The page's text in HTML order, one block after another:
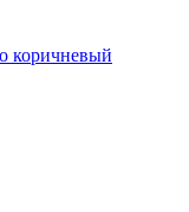
коричневый